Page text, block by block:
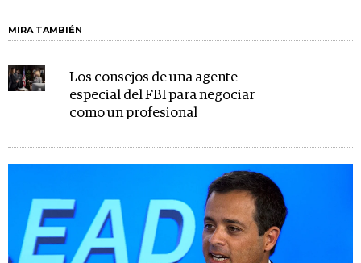
MIRA TAMBIÉN
Los consejos de una agente
especial del FBI para negociar
como un profesional